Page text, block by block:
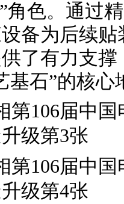
角色。通过
备为后续
了有力支
基石”的核心